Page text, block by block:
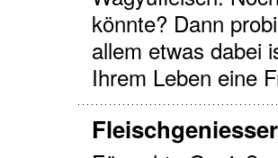
könnte? Dann
allem etwas dabei
Ihrem Leben eine